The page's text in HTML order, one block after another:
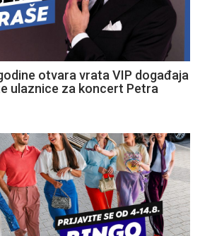
otvara vrata VIP događaja
ulaznice za koncert Petra